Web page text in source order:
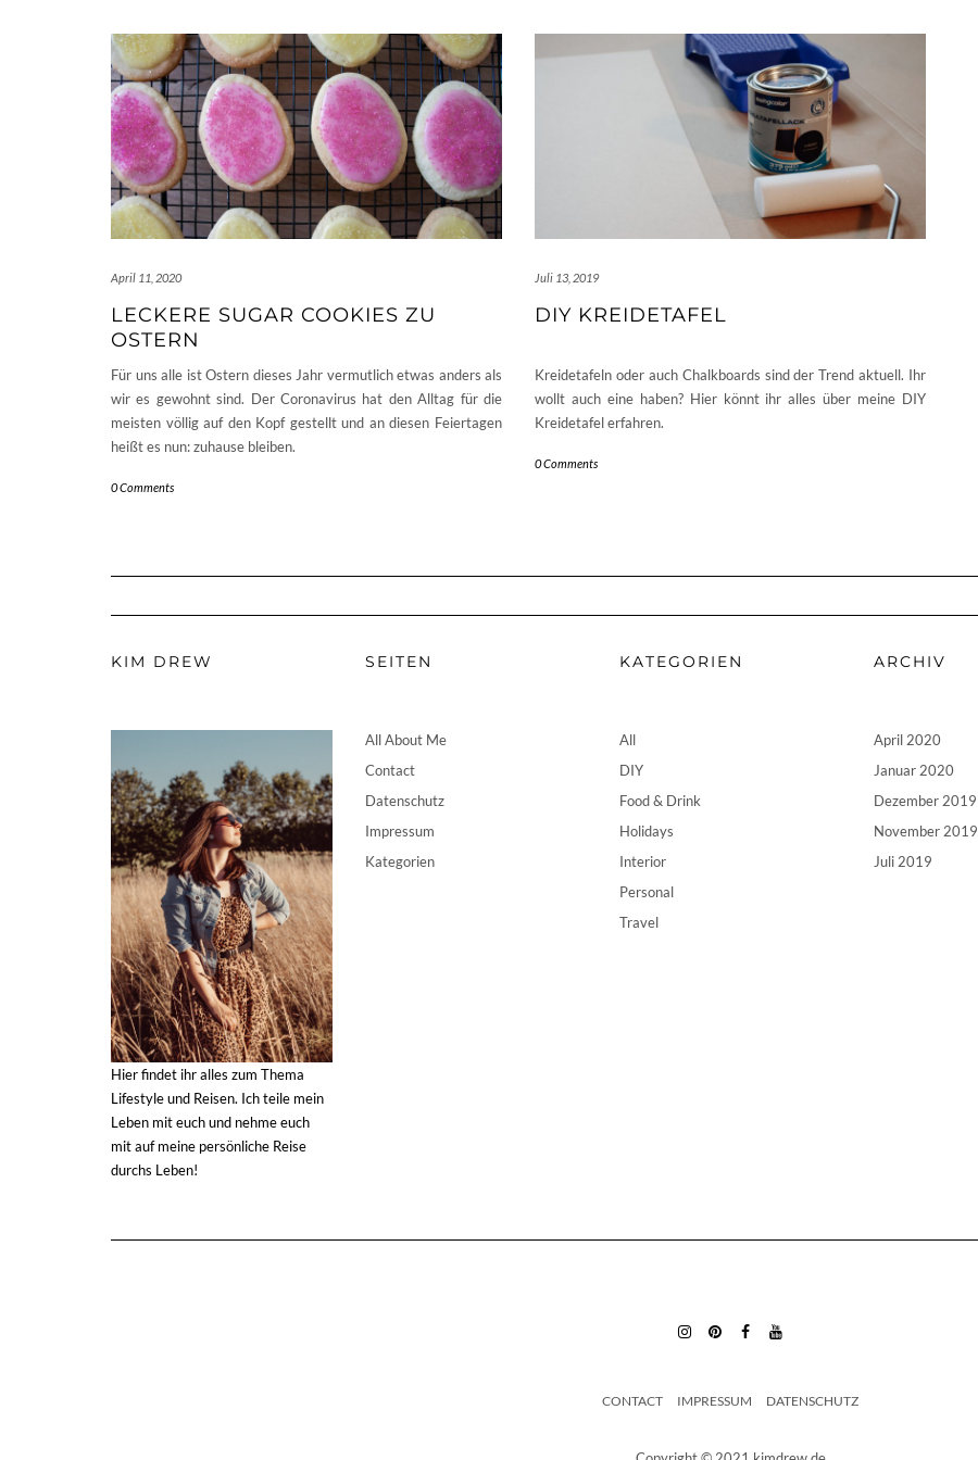
April 11, 2020
LECKERE SUGAR COOKIES ZU
OSTERN
Für uns alle ist Ostern dieses Jahr vermutlich etwas anders als
wir es gewohnt sind. Der Coronavirus hat den Alltag für die
meisten völlig auf den Kopf gestellt und an diesen Feiertagen
heißt es nun: zuhause bleiben.
0 Comments
Juli 13, 2019
DIY KREIDETAFEL
Kreidetafeln oder auch Chalkboards sind der Trend aktuell. Ihr
wollt auch eine haben? Hier könnt ihr alles über meine DIY
Kreidetafel erfahren.
0 Comments
KIM DREW
Hier findet ihr alles zum Thema
Lifestyle und Reisen. Ich teile mein
Leben mit euch und nehme euch
mit auf meine persönliche Reise
durchs Leben!
SEITEN
All About Me
Contact
Datenschutz
Impressum
Kategorien
KATEGORIEN
All
DIY
Food & Drink
Holidays
Interior
Personal
Travel
ARCHIV
April 2020
Januar 2020
Dezember 2019
November 2019
Juli 2019
CONTACT IMPRESSUM DATENSCHUTZ